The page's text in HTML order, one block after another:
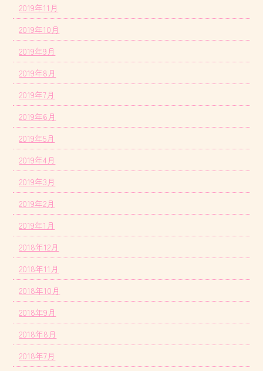
2019年11月
2019年10月
2019年9月
2019年8月
2019年7月
2019年6月
2019年5月
2019年4月
2019年3月
2019年2月
2019年1月
2018年12月
2018年11月
2018年10月
2018年9月
2018年8月
2018年7月